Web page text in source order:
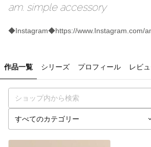
am. simple accessory
◆Instagram◆https://www.Instagram.com/
作品一覧 シリーズ プロフィール レビ